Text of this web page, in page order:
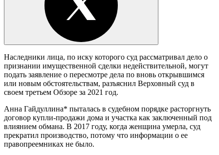
Наследники лица, по иску которого суд рассматривал дело о
признании имущественной сделки недействительной, могут
подать заявление о пересмотре дела по вновь открывшимся
или новым обстоятельствам, разъяснил Верховный суд в
своем третьем Обзоре за 2021 год.
Анна Гайдуллина* пыталась в судебном порядке расторгнуть
договор купли-продажи дома и участка как заключенный под
влиянием обмана. В 2017 году, когда женщина умерла, суд
прекратил производство, потому что информации о ее
правопреемниках не было.